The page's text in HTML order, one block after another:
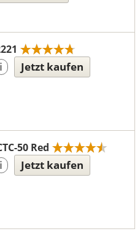
i Jetzt kaufen
50 Red
i Jetzt kaufen